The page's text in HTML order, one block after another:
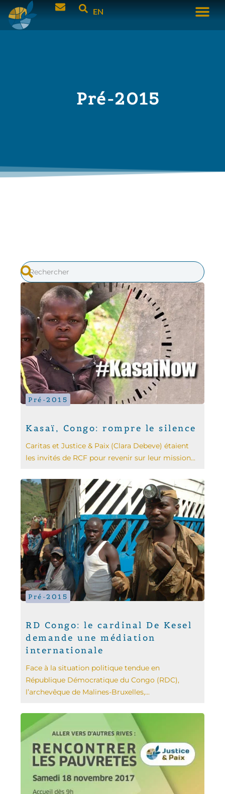
EN
Pré-2015
Pré-2015
Kasaï, Congo: rompre le silence
Caritas et Justice & Paix (Clara Debeve) étaient
les invités de RCF pour revenir sur leur mission...
Pré-2015
RD Congo: le cardinal De Kesel
demande une médiation
internationale
Face à la situation politique tendue en
République Démocratique du Congo (RDC),
l’archevêque de Malines-Bruxelles,...